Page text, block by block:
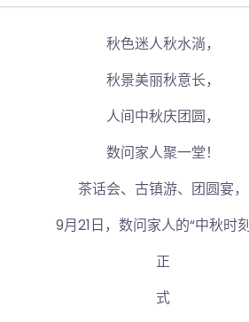
秋色迷人秋水淌，
秋景美丽秋意长，
人间中秋庆团圆，
数问家人聚一堂！
茶话会、古镇游、团圆宴，
9月21日，数问家人的“中秋时刻
正
式